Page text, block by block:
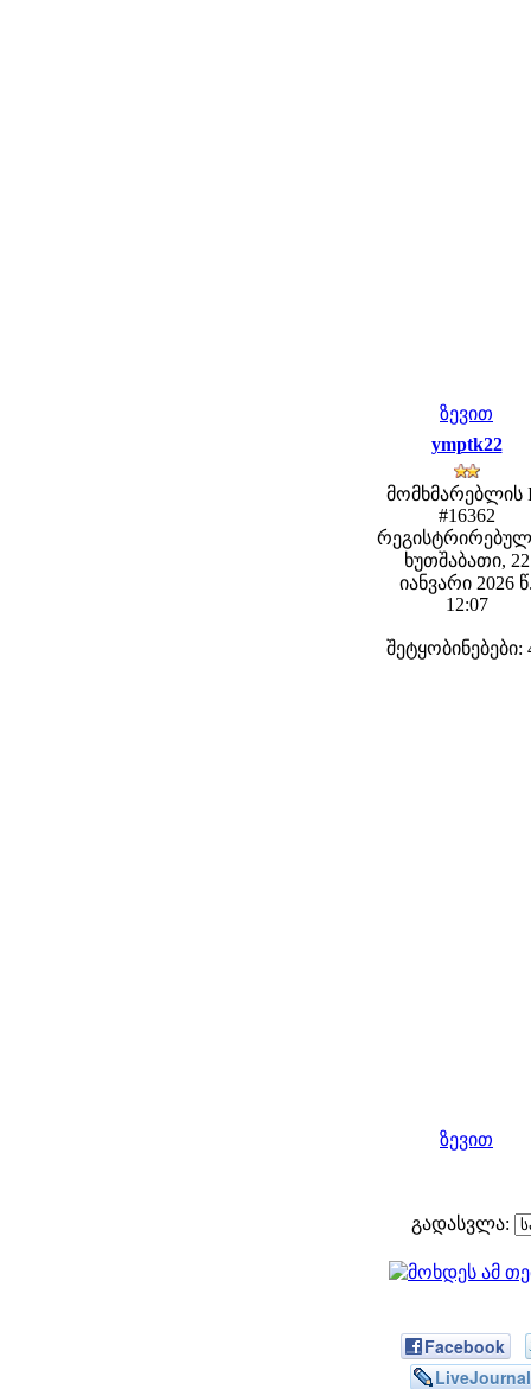
ზევით
ymptk22
მომხმარებლის
#16362
ხუთშაბათი, 22
იანვარი 2026
12:07
შეტყობინებები:
ზევით
გადასვლა:
Facebook
LiveJournal